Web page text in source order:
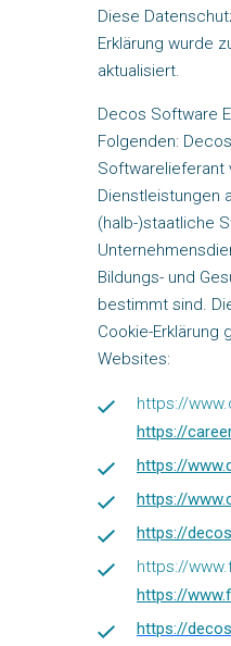
Diese
Erklärung wurde
aktualisiert.
Decos Software
Folgenden:
Softwarelieferant
Dienstleistungen
(halb-)staatliche
Bildungs- und
bestimmt sind.
Cookie-Erklärung
Websites:
https://
https://
https://
https://
https://
https://
https://
https://